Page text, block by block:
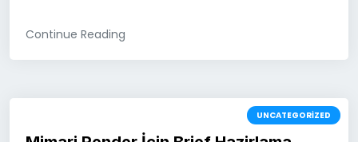
Continue Reading
UNCATEGORIZED